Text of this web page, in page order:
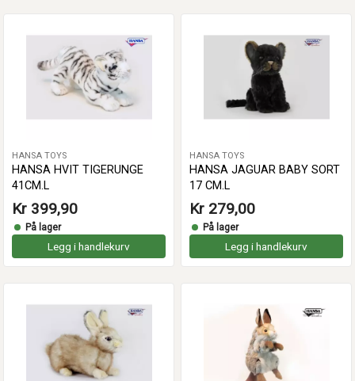
HANSA TOYS
HANSA HVIT TIGERUNGE
41CM.L
Kr 399,90
På lager
Legg i handlekurv
HANSA TOYS
HANSA JAGUAR BABY SORT
17 CM.L
Kr 279,00
På lager
Legg i handlekurv